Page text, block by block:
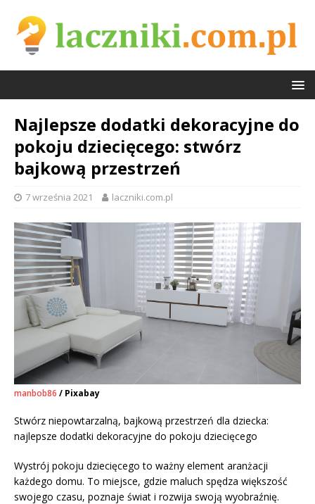
Najlepsze dodatki dekoracyjne do
pokoju dziecięcego: stwórz
bajkową przestrzeń
7 września 2021 laczniki.com.pl
manbob86 / Pixabay
Stwórz niepowtarzalną, bajkową przestrzeń dla dziecka:
najlepsze dodatki dekoracyjne do pokoju dziecięcego
Wystrój pokoju dziecięcego to ważny element aranżacji
każdego domu. To miejsce, gdzie maluch spędza większość
swojego czasu, poznaje świat i rozwija swoją wyobraźnię.